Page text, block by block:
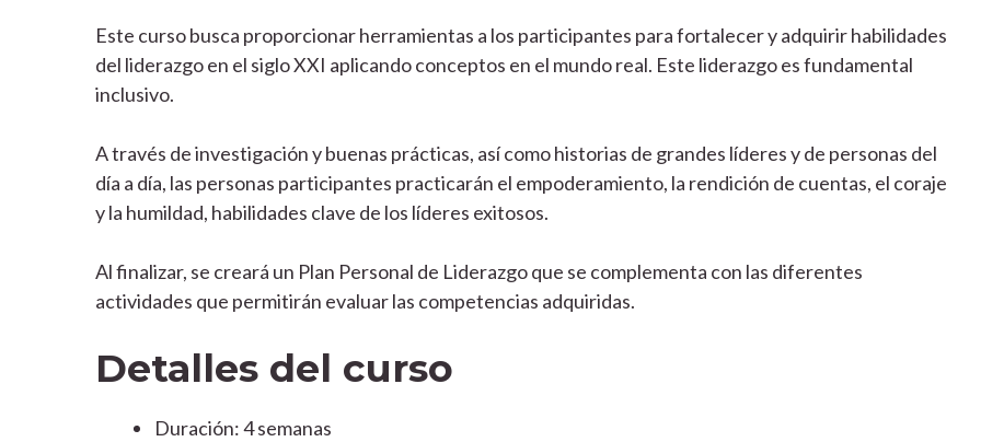
Este curso busca proporcionar herramientas a los participantes para fortalecer y adquirir habilidades
del liderazgo en el siglo XXI aplicando conceptos en el mundo real. Este liderazgo es fundamental
inclusivo.
A través de investigación y buenas prácticas, así como historias de grandes líderes y de personas del
día a día, las personas participantes practicarán el empoderamiento, la rendición de cuentas, el coraje
y la humildad, habilidades clave de los líderes exitosos.
Al finalizar, se creará un Plan Personal de Liderazgo que se complementa con las diferentes
actividades que permitirán evaluar las competencias adquiridas.
Detalles del curso
Duración: 4 semanas